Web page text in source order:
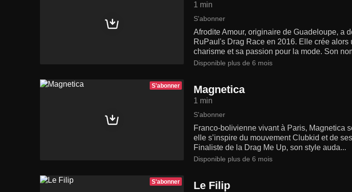
1 min
S'abonner
Afrodite Amour, originaire de Guadeloupe, a
RuPaul's Drag Race en 2016. Elle crée
charisme et sa passion pour la mode. Son
Disponible plus de 6 mois
S'abonner Magnetica
1 min
S'abonner
Franco-bolivienne vivant à Paris, Magnetica
elle s’inspire du mouvement Clubkid et de
Finaliste de la Drag Me Up, son style auda...
Disponible plus de 6 mois
S'abonner Le Filip